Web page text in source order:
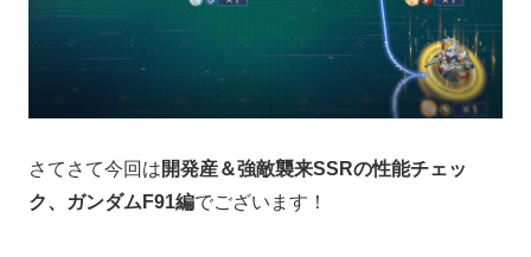
さてさて今回は開発産＆強敵襲来SSRの性能チェッ
ク、ガンダムF91編でございます！